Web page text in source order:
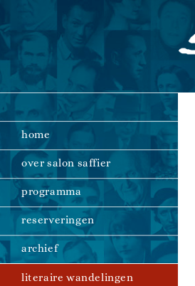
naar
inhoud
home
over salon saffier
programma
reserveringen
archief
literaire wandelingen